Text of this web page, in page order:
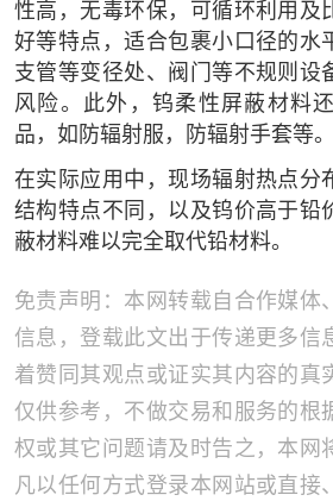
性高，无毒环保，可循环利用及
好等特点，适合包裹小口径的水
支管等变径处、阀门等不规则设
风险。此外，钨柔性屏蔽材料
品，如防辐射服，防辐射手套等。
在实际应用中，现场辐射热点分
结构特点不同，以及钨价高于铅
蔽材料难以完全取代铅材料。
免责声明：本网转载自合作媒体
信息，登载此文出于传递更多信
着赞同其观点或证实其内容的真
仅供参考，不做交易和服务的根
权或其它问题请及时告之，本网
凡以任何方式登录本网站或直接